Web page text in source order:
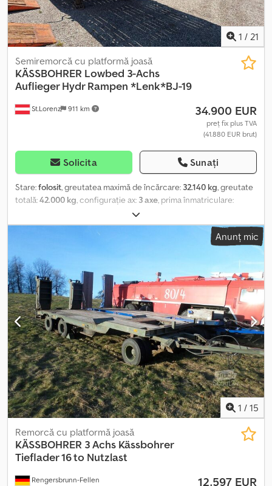
1 / 21
St.Lorenz 911 km
Semiremorcă cu platformă joasă
KÄSSBOHRER Lowbed 3-Achs
Auflieger Hydr Rampen *Lenk*BJ-19
34.900 EUR
preț fix plus TVA
(41.880 EUR brut)
Solicita Sunați
Stare:folosit, greutatea maximă de încărcare: 32.140 kg, greutate
totală:42.000 kg, configurație ax: 3 axe, prima înmatriculare:
, următoarea inspecție (TÜV):
de încărcare:13.120 mm, lățimea spațiului de încărcare:2.540 mm,
13.575 mm
, înălțime totală:
ECHIPATĂ CU RAMPE HIDRAULICE * 1 AX LIFTAT Dsdszp A Imjpfx Al
Djck * MASĂ MAXIMĂ AUTORIZATĂ (EG) - 9860 KG * MASĂ TOTALĂ
MAXIMĂ (NTZ) - 32140 KG * MASĂ MAXIMĂ AUTORIZATĂ (GG) -
42000 KG * INSPECȚIE TEHNICĂ VALABILĂ PÂNĂ ÎN 02-2027 *
TOATE INFORMAȚIILE SUNT FURNIZATE FĂRĂ GARANȚIE * ERORI
DE TIPAR ȘI POSIBILITATEA DE VÂNZARE ÎN INTERVAL * PREȚUL
ESTE NET
Anunț mic
1 / 15
Rengersbrunn-Fellen
Remorcă cu platformă joasă
KÄSSBOHRER 3 Achs Kässbohrer
Tieflader 16 to Nutzlast
12.597 EUR